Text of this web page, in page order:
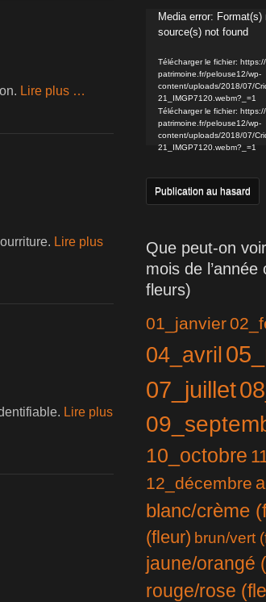
Lire plus …
Lire plus
Lire plus
Lecteur
vidéo
Media error:
source(s) not found
Télécharger le fichier:
patrimoine.fr/pelouse12/wp-
content/uploads/2018/07/
21_IMGP7120.webm?_=1
Télécharger le fichier:
patrimoine.fr/pelouse12/wp-
content/uploads/2018/07/
21_IMGP7120.webm?_=1
Publication au hasard
Que peut-on
mois de
fleurs)
01_janvier
04_avril
07_juillet
10_octobre
12_décembre
blanc/crème
(fleur) brun/vert
jaune/orangé
rouge/rose